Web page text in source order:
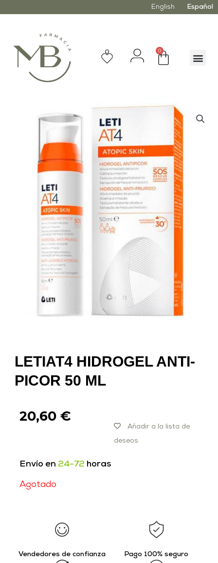
English Español
0
LETIAT4 HIDROGEL ANTI-
PICOR 50 ML
20,60 €
Añadir a la lista de
deseos
Envío en 24-72 horas
Agotado
Vendedores de confianza Pago 100% seguro